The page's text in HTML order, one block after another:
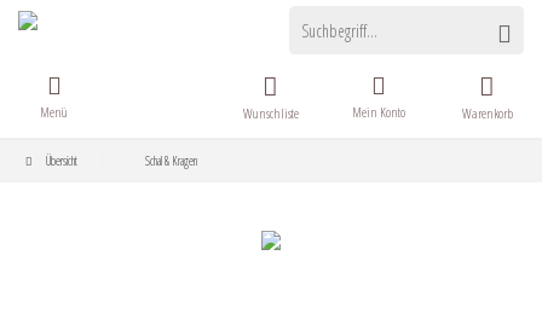
Warenkorb
Wunschliste Mein Konto
Menü
Übersicht Schal & Kragen